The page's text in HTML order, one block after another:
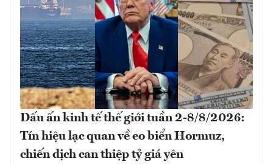
Dấu ấn kinh tế thế giới tuần 2-8/8/2026:
Tín hiệu lạc quan về eo biển Hormuz,
chiến dịch can thiệp tỷ giá yên